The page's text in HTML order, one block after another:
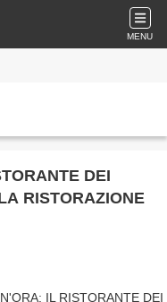
MENU
DEI
RISTORAZIONE